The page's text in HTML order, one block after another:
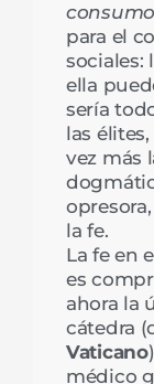
para el
sociales:
ella
sería
las élites,
vez más
la fe.
La fe en
es
ahora la
cátedra
Vaticano
médico